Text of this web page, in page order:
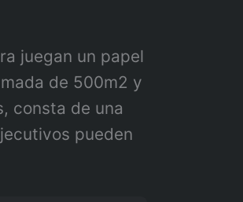
juegan un papel
de 500m2 y
consta de una
pueden